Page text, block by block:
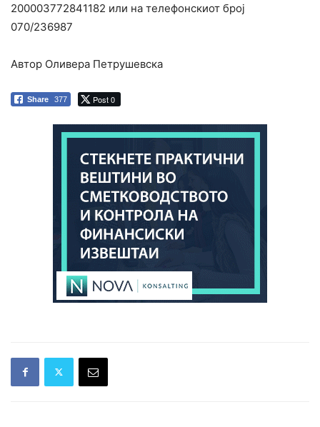
200003772841182 или на телефонскиот број
070/236987
Автор Оливера Петрушевска
Share 377 Post 0